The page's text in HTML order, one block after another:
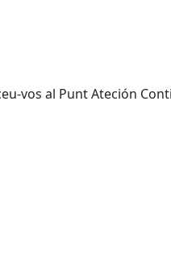
vos al Punt Ateción